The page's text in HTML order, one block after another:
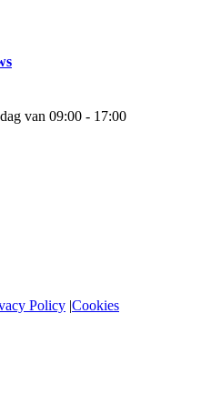
van 09:00 - 17:00
Policy Cookies